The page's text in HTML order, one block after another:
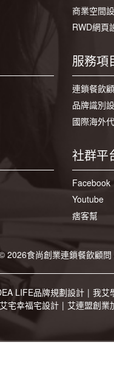
商業空間
RWD網頁
服務項
連鎖餐飲
品牌識別
國際海外
社群平
Facebook
Youtube
痞客幫
2026食尚創業連鎖餐飲顧
LIFE品牌規劃設計 | 我艾
宅幸福宅設計 | 艾連盟創業